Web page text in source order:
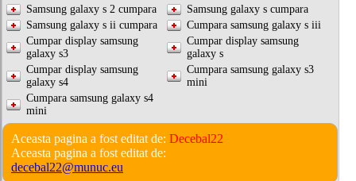
Samsung galaxy s 2 cumpara
Samsung galaxy s cumpara
Samsung galaxy s ii cumpara
Cumpara samsung galaxy s iii
Cumpar display samsung
galaxy s3
Cumpar display samsung
galaxy s
Cumpar display samsung
galaxy s4
Cumpara samsung galaxy s3
mini
Cumpara samsung galaxy s4
mini
Aceasta pagina a fost editat de: Decebal22
Aceasta pagina a fost editat de:
decebal22@munuc.eu